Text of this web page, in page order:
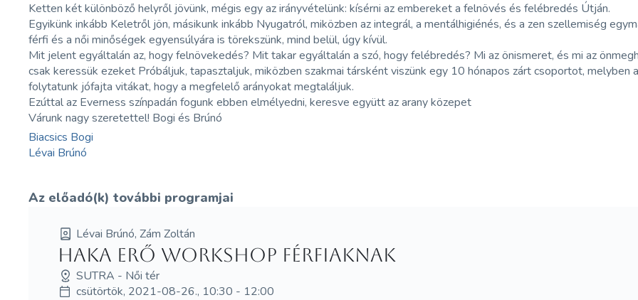
Ketten két különböző helyről jövünk, mégis egy az irányvételünk: kísérni az embereket a felnövés és felébredés Útján.
Egyikünk inkább Keletről jön, másikunk inkább Nyugatról, miközben az integrál, a mentálhigiénés, és a zen szellemiség
férfi és a női minőségek egyensúlyára is törekszünk, mind belül, úgy kívül.
Mit jelent egyáltalán az, hogy felnövekedés? Mit takar egyáltalán a szó, hogy felébredés? Mi az önismeret, és mi az
csak keressük ezeket Próbáljuk, tapasztaljuk, miközben szakmai társként viszünk egy 10 hónapos zárt csoportot,
folytatunk jófajta vitákat, hogy a megfelelő arányokat megtaláljuk.
Ezúttal az Everness színpadán fogunk ebben elmélyedni, keresve együtt az arany közepet
Várunk nagy szeretettel! Bogi és Brúnó
Biacsics Bogi
Lévai Brúnó
Az előadó(k) további programjai
Lévai Brúnó, Zám Zoltán
HAKA erő workshop férfiaknak
SUTRA - Női tér
csütörtök, 2021-08-26., 10:30 - 12:00